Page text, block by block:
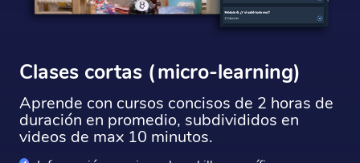
Clases cortas (micro-learning)
Aprende con cursos concisos de 2 horas de
duración en promedio, subdivididos en
videos de max 10 minutos.